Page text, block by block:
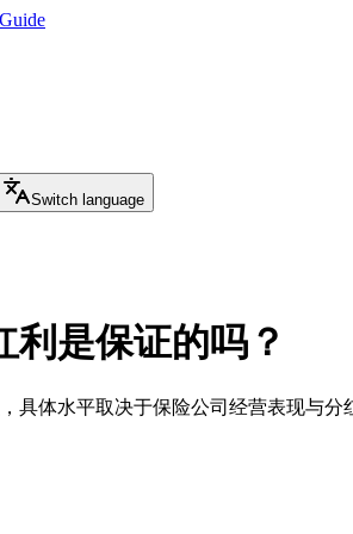
Switch language
利是保证的吗？
具体水平取决于保险公司经营表现与分